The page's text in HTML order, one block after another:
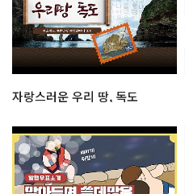
자랑스러운 우리 땅, 독도